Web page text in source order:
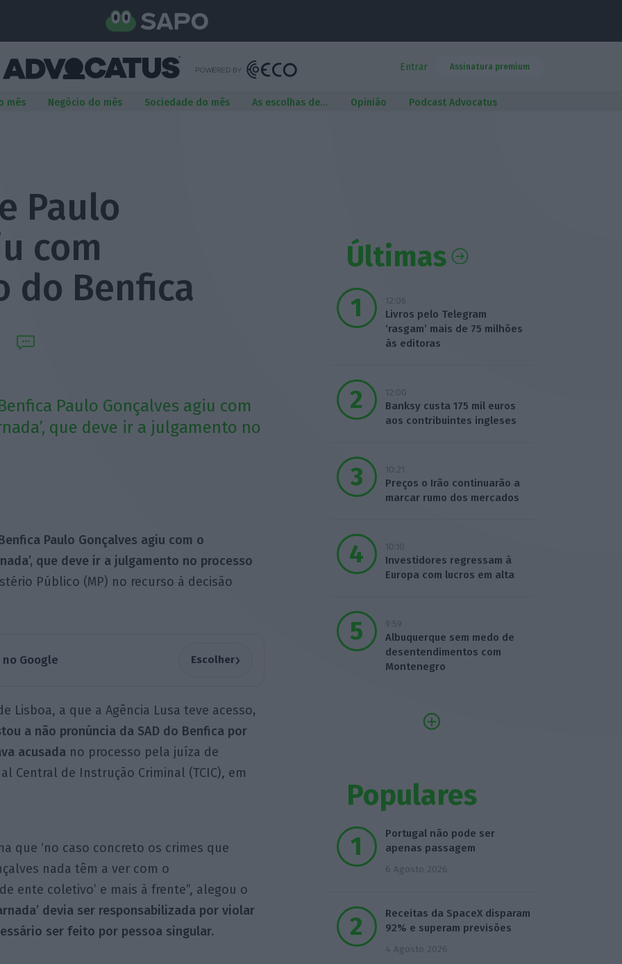
Entrar Assinatura premium
mês Negócio do mês Sociedade do mês As escolhas de… Opinião Podcast Advocatus
Paulo
com
do Benfica
Paulo Gonçalves agiu com
que deve ir a julgamento no
Paulo Gonçalves agiu com o
que deve ir a julgamento no processo
Público (MP) no recurso à decisão
Google Escolher›
Lisboa, a que a Agência Lusa teve acesso,
a não pronúncia da SAD do Benfica por
acusadano processo pela juíza de
Central de Instrução Criminal (TCIC), em
que ‘no caso concreto os crimes que
nada têm a ver com o
ente coletivo’ e mais à frente”, alegou o
devia ser responsabilizada por violar
ser feito por pessoa singular.
Últimas
12:06
Livros pelo Telegram
‘rasgam’ mais de 75 milhões
às editoras
12:00
Banksy custa 175 mil euros
aos contribuintes ingleses
10:21
Preços o Irão continuarão a
marcar rumo dos mercados
10:10
Investidores regressam à
Europa com lucros em alta
9:59
Albuquerque sem medo de
desentendimentos com
Montenegro
Populares
Portugal não pode ser
apenas passagem
6 Agosto 2026
Receitas da SpaceX disparam
92% e superam previsões
4 Agosto 2026